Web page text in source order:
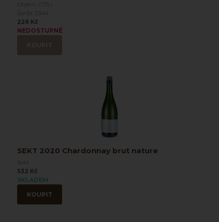
Objem: 0.75 l
Šarže: 2344
226 Kč
NEDOSTUPNÉ
SEKT 2020 Chardonnay brut nature
Sekt
532 Kč
SKLADEM
KOUPIT